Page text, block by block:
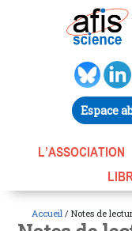
Espace
L’ASSOCIATION
Accueil / Notes de